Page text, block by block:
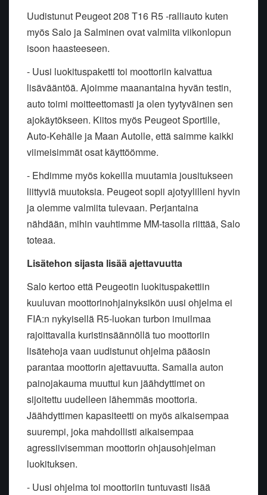
Uudistunut Peugeot 208 T16 R5 -ralliauto kuten
myös Salo ja Salminen ovat valmiita viikonlopun
isoon haasteeseen.
- Uusi luokituspaketti toi moottoriin kaivattua
lisävääntöä. Ajoimme maanantaina hyvän testin,
auto toimi moitteettomasti ja olen tyytyväinen sen
ajokäytökseen. Kiitos myös Peugeot Sportille,
Auto-Kehälle ja Maan Autolle, että saimme kaikki
viimeisimmät osat käyttöömme.
- Ehdimme myös kokeilla muutamia jousitukseen
liittyviä muutoksia. Peugeot sopii ajotyylilleni hyvin
ja olemme valmiita tulevaan. Perjantaina
nähdään, mihin vauhtimme MM-tasolla riittää, Salo
toteaa.
Lisätehon sijasta lisää ajettavuutta
Salo kertoo että Peugeotin luokituspakettiin
kuuluvan moottorinohjainyksikön uusi ohjelma ei
FIA:n nykyisellä R5-luokan turbon imuilmaa
rajoittavalla kuristinsäännöllä tuo moottoriin
lisätehoja vaan uudistunut ohjelma pääosin
parantaa moottorin ajettavuutta. Samalla auton
painojakauma muuttui kun jäähdyttimet on
sijoitettu uudelleen lähemmäs moottoria.
Jäähdyttimen kapasiteetti on myös aikaisempaa
suurempi, joka mahdollisti aikaisempaa
agressiivisemman moottorin ohjausohjelman
luokituksen.
- Uusi ohjelma toi moottoriin tuntuvasti lisää